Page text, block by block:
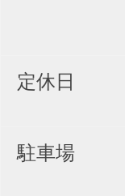
定休日
駐車場